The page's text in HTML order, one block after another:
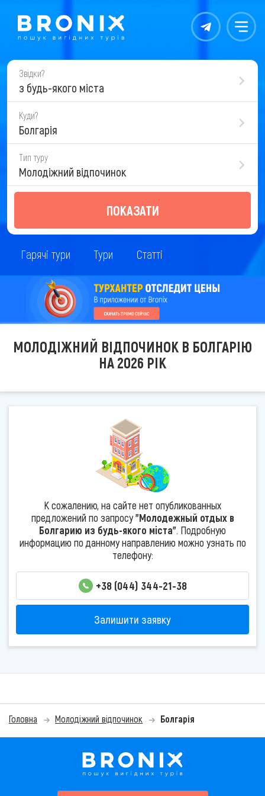
Контакты Меню
Звідки?
з будь-якого міста
Куди?
Болгарія
Тип туру
Молодіжний відпочинок
ПОКАЗАТИ
Гарячі тури Тури Статті
МОЛОДІЖНИЙ ВІДПОЧИНОК В БОЛГАРІЮ
НА 2026 РІК
К сожалению, на сайте нет опубликованных
предложений по запросу"Молодежный отдых в
Болгарию из будь-якого міста". Подробную
информацию по данному направлению можно узнать по
телефону:
+38 (044) 344-21-38
Залишити заявку
Головна Молодіжний відпочинок Болгарія